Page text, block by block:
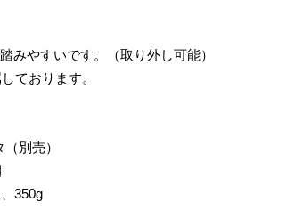
みやすいです。（取り外し可能）
ております。
別売）
350g